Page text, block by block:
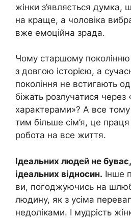
жінки з’являється думка,
на краще, а чоловіка
вже емоційна зрада.
Чому старшому поколінню
з довгою історією, а
покоління не встигають
біжать розлучатися через
характерами»? А все
тим більше сім’я, це
робота на все життя.
Ідеальних людей не
ідеальних відносин. Інше
ви, погоджуючись на
людину, як з усіма
недоліками. І мудрість